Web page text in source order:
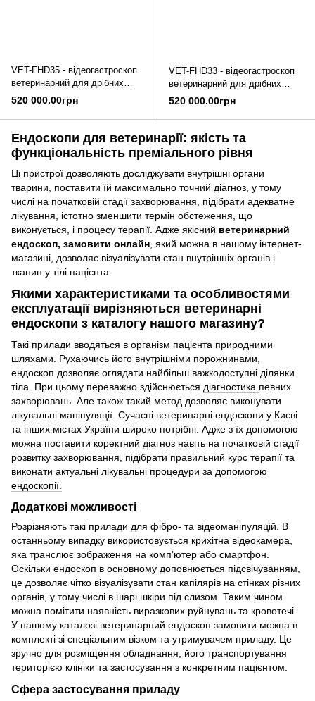
VET-FHD35 - відеогастроскоп
ветеринарний для дрібних
тварин, AOHUA
520 000.00грн
VET-FHD33 - відеогастроскоп
ветеринарний для дрібних
тварин, AOHUA
520 000.00грн
Ендоскопи для ветеринарії: якість та
функціональність преміального рівня
Ці пристрої дозволяють досліджувати внутрішні органи
тварини, поставити їй максимально точний діагноз, у тому
числі на початковій стадії захворювання, підібрати адекватне
лікування, істотно зменшити термін обстеження, що
виконується, і процесу терапії. Адже якісний ветеринарний
ендоскоп, замовити онлайн , який можна в нашому інтернет-
магазині, дозволяє візуалізувати стан внутрішніх органів і
тканин у тілі пацієнта.
Якими характеристиками та особливостями
експлуатації вирізняються ветеринарні
ендоскопи з каталогу нашого магазину?
Такі прилади вводяться в організм пацієнта природними
шляхами. Рухаючись його внутрішніми порожнинами,
ендоскоп дозволяє оглядати найбільш важкодоступні ділянки
тіла. При цьому переважно здійснюється діагностика певних
захворювань. Але також такий метод дозволяє виконувати
лікувальні маніпуляції. Сучасні ветеринарні ендоскопи у Києві
та інших містах України широко потрібні. Адже з їх допомогою
можна поставити коректний діагноз навіть на початковій стадії
розвитку захворювання, підібрати правильний курс терапії та
виконати актуальні лікувальні процедури за допомогою
ендоскопії.
Додаткові можливості
Розрізняють такі прилади для фібро- та відеоманіпуляцій. В
останньому випадку використовується крихітна відеокамера,
яка транслює зображення на комп'ютер або смартфон.
Оскільки ендоскоп в основному доповнюється підсвічуванням,
це дозволяє чітко візуалізувати стан капілярів на стінках різних
органів, у тому числі в шарі шкіри під слизом. Таким чином
можна помітити наявність виразкових руйнувань та кровотечі.
У нашому каталозі ветеринарний ендоскоп замовити можна в
комплекті зі спеціальним візком та утримувачем приладу. Це
зручно для розміщення обладнання, його транспортування
територією клініки та застосування з конкретним пацієнтом.
Сфера застосування приладу